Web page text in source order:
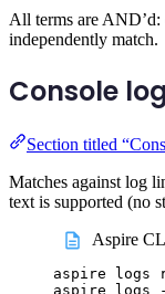
All terms are
independently match.
Console
Section titled
Matches against log
text is supported (no
Aspire
aspire logs
aspire
logs